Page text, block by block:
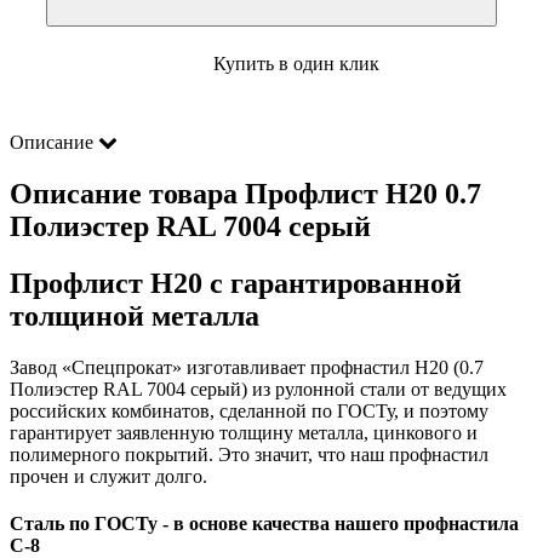
Купить в один клик
Описание
Описание товара Профлист Н20 0.7
Полиэстер RAL 7004 серый
Профлист Н20 с гарантированной
толщиной металла
Завод «Спецпрокат» изготавливает профнастил Н20 (0.7
Полиэстер RAL 7004 серый) из рулонной стали от ведущих
российских комбинатов, сделанной по ГОСТу, и поэтому
гарантирует заявленную толщину металла, цинкового и
полимерного покрытий. Это значит, что наш профнастил
прочен и служит долго.
Сталь по ГОСТу - в основе качества нашего профнастила
C-8